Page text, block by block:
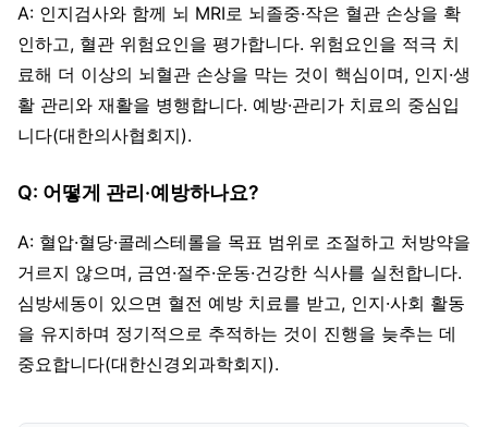
A: 인지검사와 함께 뇌 MRI로 뇌졸중·작은 혈관 손상을 확
인하고, 혈관 위험요인을 평가합니다. 위험요인을 적극 치
료해 더 이상의 뇌혈관 손상을 막는 것이 핵심이며, 인지·생
활 관리와 재활을 병행합니다. 예방·관리가 치료의 중심입
니다(대한의사협회지).
Q: 어떻게 관리·예방하나요?
A: 혈압·혈당·콜레스테롤을 목표 범위로 조절하고 처방약을
거르지 않으며, 금연·절주·운동·건강한 식사를 실천합니다.
심방세동이 있으면 혈전 예방 치료를 받고, 인지·사회 활동
을 유지하며 정기적으로 추적하는 것이 진행을 늦추는 데
중요합니다(대한신경외과학회지).